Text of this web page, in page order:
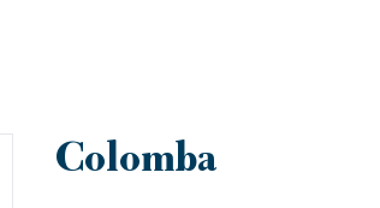
Colomba